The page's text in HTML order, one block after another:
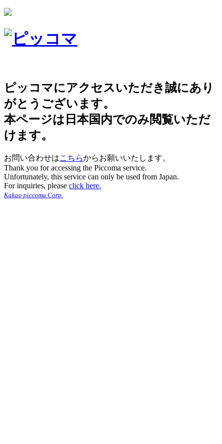
ピッコマにアクセスいただき誠にあり
がとうございます。
本ページは日本国内でのみ閲覧いただ
けます。
お問い合わせはこちらからお願いいたします。
Thank you for accessing the Piccoma service.
Unfortunately, this service can only be used from Japan.
For inquiries, please click here.
Kakao piccoma Corp.